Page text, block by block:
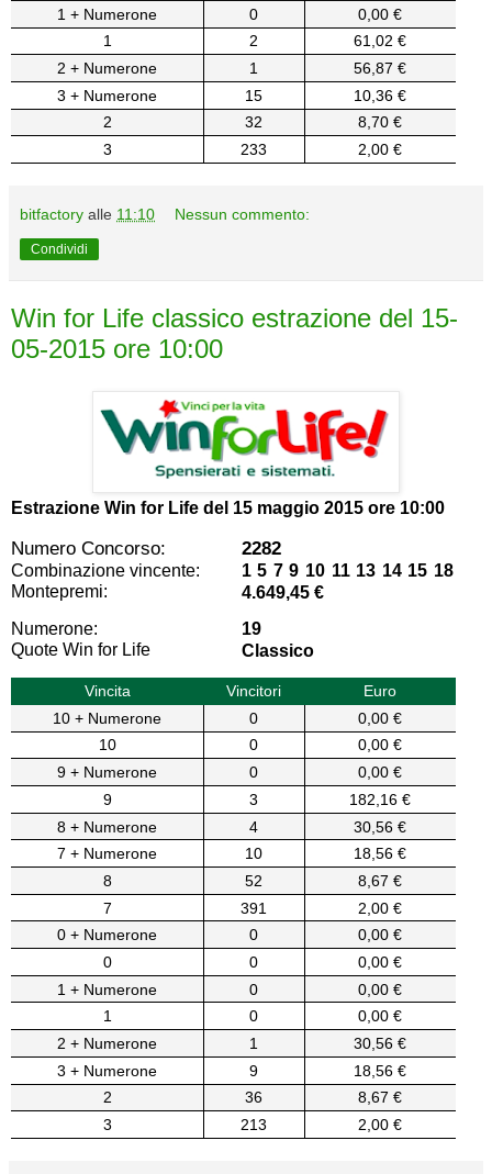
1 + Numerone
0
0,00 €
1
2
61,02 €
2 + Numerone
1
56,87 €
3 + Numerone
15
10,36 €
2
32
8,70 €
3
233 2,00 €
bitfactory alle 11:10 Nessun commento:
Condividi
Win for Life classico estrazione del 15-
05-2015 ore 10:00
Estrazione Win for Life del 15 maggio 2015 ore 10:00
Numero Concorso: 2282
Combinazione vincente:
1 5 7 9 10 11 13 14 15 18
Montepremi:
4.649,45 €
Numerone:
19
Quote Win for Life
Classico
Vincita Vincitori
Euro
10 + Numerone
0
0,00 €
10
0
0,00 €
9 + Numerone
0
0,00 €
9
3
182,16 €
8 + Numerone
4
30,56 €
7 + Numerone
10
18,56 €
8
52
8,67 €
7
391
2,00 €
0 + Numerone
0
0,00 €
0
0
0,00 €
1 + Numerone
0
0,00 €
1
0
0,00 €
2 + Numerone
1
30,56 €
3 + Numerone
9
18,56 €
2
36
8,67 €
3
213 2,00 €